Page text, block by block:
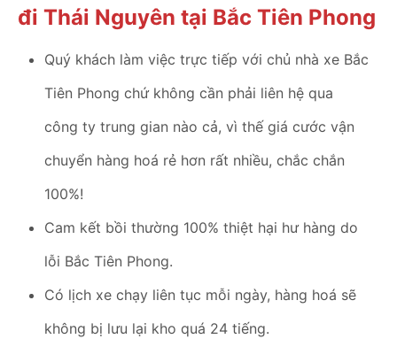
đi Thái Nguyên tại Bắc Tiên Phong
Quý khách làm việc trực tiếp với chủ nhà xe Bắc
Tiên Phong chứ không cần phải liên hệ qua
công ty trung gian nào cả, vì thế giá cước vận
chuyển hàng hoá rẻ hơn rất nhiều, chắc chắn
100%!
Cam kết bồi thường 100% thiệt hại hư hàng do
lỗi Bắc Tiên Phong.
Có lịch xe chạy liên tục mỗi ngày, hàng hoá sẽ
không bị lưu lại kho quá 24 tiếng.